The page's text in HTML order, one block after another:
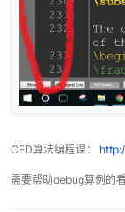
CFD算法编程课：
需要帮助debug算例的